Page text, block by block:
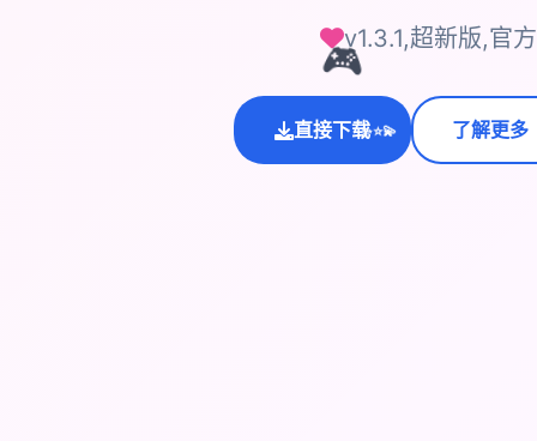
🎮
v1.3.1,超新版,官
直接下载
✨⭐💫 了解更多